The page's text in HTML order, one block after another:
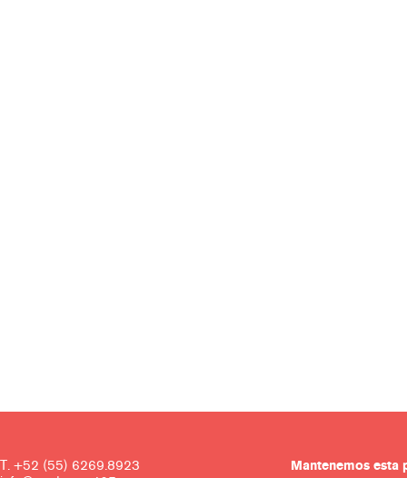
T. +52 (55) 6269.8923
Mantenemos